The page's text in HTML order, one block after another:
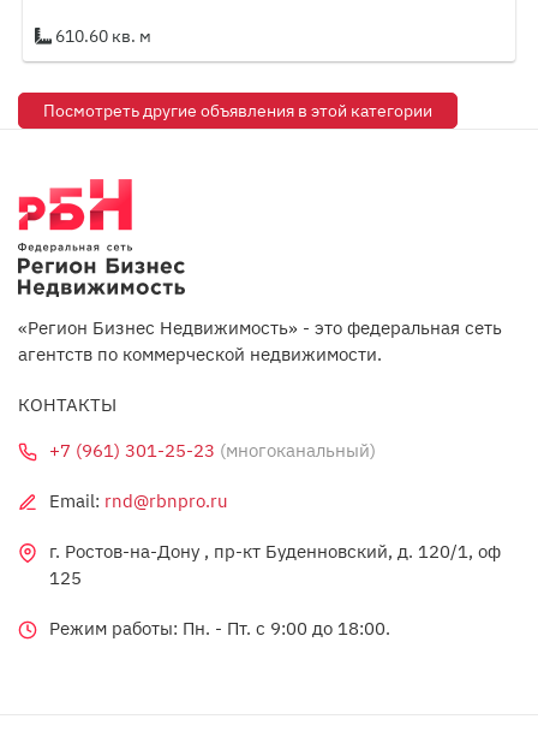
610.60 кв. м
Посмотреть другие объявления в этой категории
«Регион Бизнес Недвижимость» - это федеральная сеть
агентств по коммерческой недвижимости.
КОНТАКТЫ
+7 (961) 301-25-23 (многоканальный)
Email: rnd@rbnpro.ru
г. Ростов-на-Дону , пр-кт Буденновский, д. 120/1, оф
125
Режим работы: Пн. - Пт. c 9:00 до 18:00.